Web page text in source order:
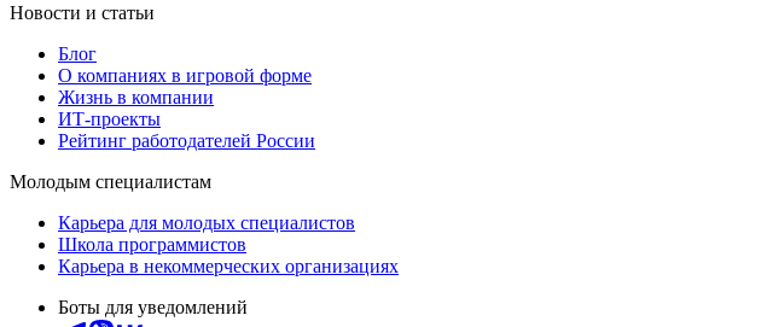
Новости и статьи
Блог
О компаниях в игровой форме
Жизнь в компании
ИТ-проекты
Рейтинг работодателей России
Молодым специалистам
Карьера для молодых специалистов
Школа программистов
Карьера в некоммерческих организациях
Боты для уведомлений